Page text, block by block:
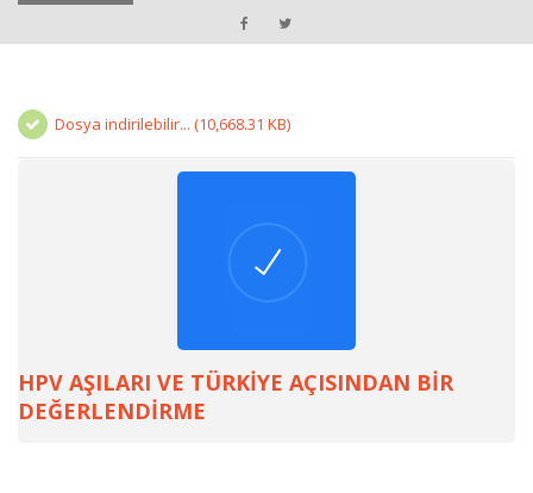
Dosya indirilebilir... (10,668.31 KB)
HPV AŞILARI VE TÜRKİYE AÇISINDAN BİR
DEĞERLENDİRME